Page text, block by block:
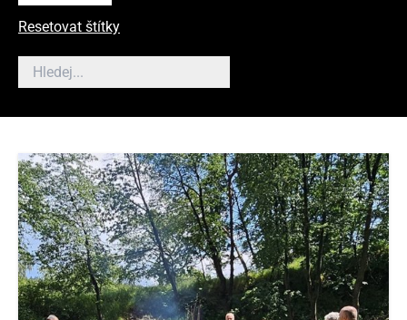
Resetovat štítky